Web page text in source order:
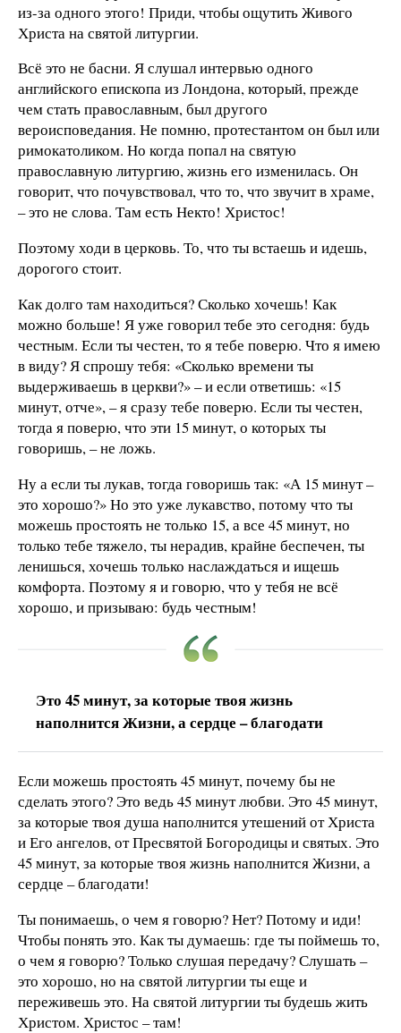
из-за одного этого! Приди, чтобы ощутить Живого
Христа на святой литургии.
Всё это не басни. Я слушал интервью одного
английского епископа из Лондона, который, прежде
чем стать православным, был другого
вероисповедания. Не помню, протестантом он был или
римокатоликом. Но когда попал на святую
православную литургию, жизнь его изменилась. Он
говорит, что почувствовал, что то, что звучит в храме,
– это не слова. Там есть Некто! Христос!
Поэтому ходи в церковь. То, что ты встаешь и идешь,
дорогого стоит.
Как долго там находиться? Сколько хочешь! Как
можно больше! Я уже говорил тебе это сегодня: будь
честным. Если ты честен, то я тебе поверю. Что я имею
в виду? Я спрошу тебя: «Сколько времени ты
выдерживаешь в церкви?» – и если ответишь: «15
минут, отче», – я сразу тебе поверю. Если ты честен,
тогда я поверю, что эти 15 минут, о которых ты
говоришь, – не ложь.
Ну а если ты лукав, тогда говоришь так: «А 15 минут –
это хорошо?» Но это уже лукавство, потому что ты
можешь простоять не только 15, а все 45 минут, но
только тебе тяжело, ты нерадив, крайне беспечен, ты
ленишься, хочешь только наслаждаться и ищешь
комфорта. Поэтому я и говорю, что у тебя не всё
хорошо, и призываю: будь честным!
Это 45 минут, за которые твоя жизнь
наполнится Жизни, а сердце – благодати
Если можешь простоять 45 минут, почему бы не
сделать этого? Это ведь 45 минут любви. Это 45 минут,
за которые твоя душа наполнится утешений от Христа
и Его ангелов, от Пресвятой Богородицы и святых. Это
45 минут, за которые твоя жизнь наполнится Жизни, а
сердце – благодати!
Ты понимаешь, о чем я говорю? Нет? Потому и иди!
Чтобы понять это. Как ты думаешь: где ты поймешь то,
о чем я говорю? Только слушая передачу? Слушать –
это хорошо, но на святой литургии ты еще и
переживешь это. На святой литургии ты будешь жить
Христом. Христос – там!